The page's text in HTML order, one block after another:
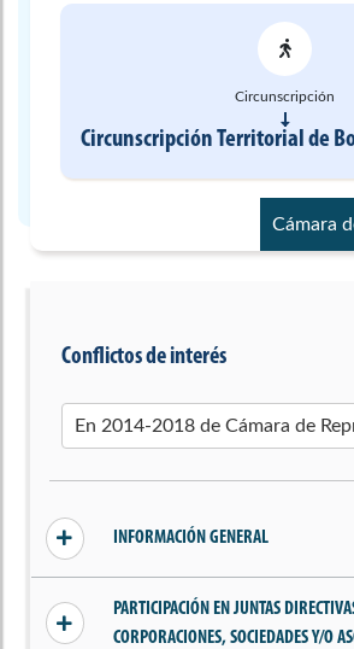
Circunscripción
Circunscripción Territorial de
Cámara
Conflictos de interés
INFORMACIÓN GENERAL
Sin conflictos declarados
PARTICIPACIÓN EN JUNTAS
CORPORACIONES, SOCIEDADES Y/O